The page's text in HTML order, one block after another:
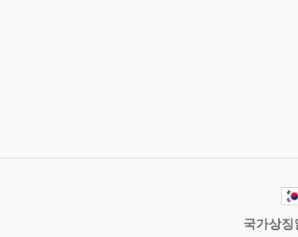
국가상징